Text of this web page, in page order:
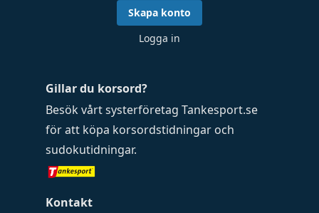
Gillar du korsord?
Besök vårt systerföretag Tankesport.se
för att köpa korsordstidningar och
sudokutidningar.
Kontakt
Skapa konto
Logga in